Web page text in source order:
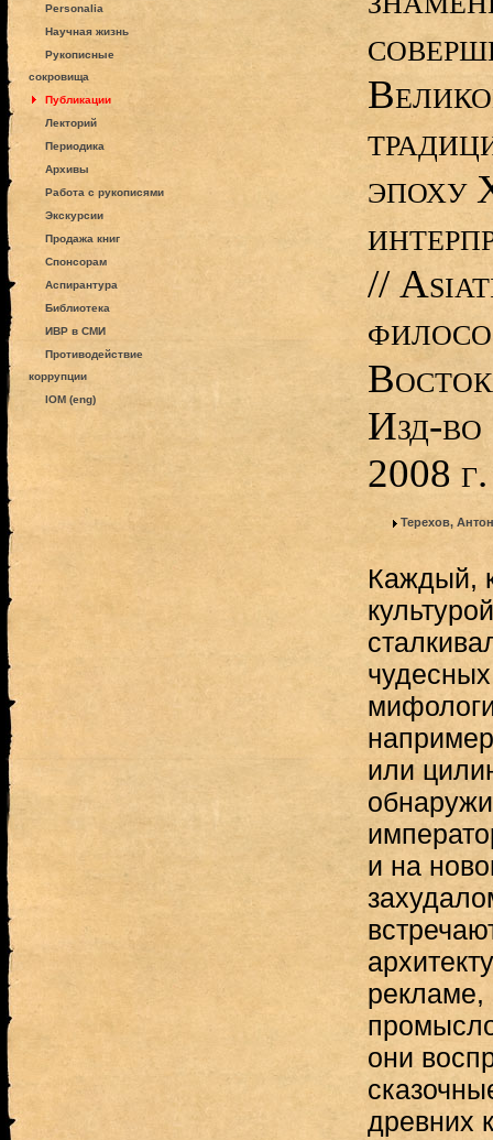
Personalia
Научная жизнь
Рукописные
сокровища
Публикации
Лекторий
Периодика
Архивы
Работа с рукописями
Экскурсии
Продажа книг
Спонсорам
Аспирантура
Библиотека
ИВР в СМИ
Противодействие
коррупции
IOM (eng)
эпоху
//
Изд-
2008
Терехов,
Каждый,
или
и на
рекламе,
они
древних